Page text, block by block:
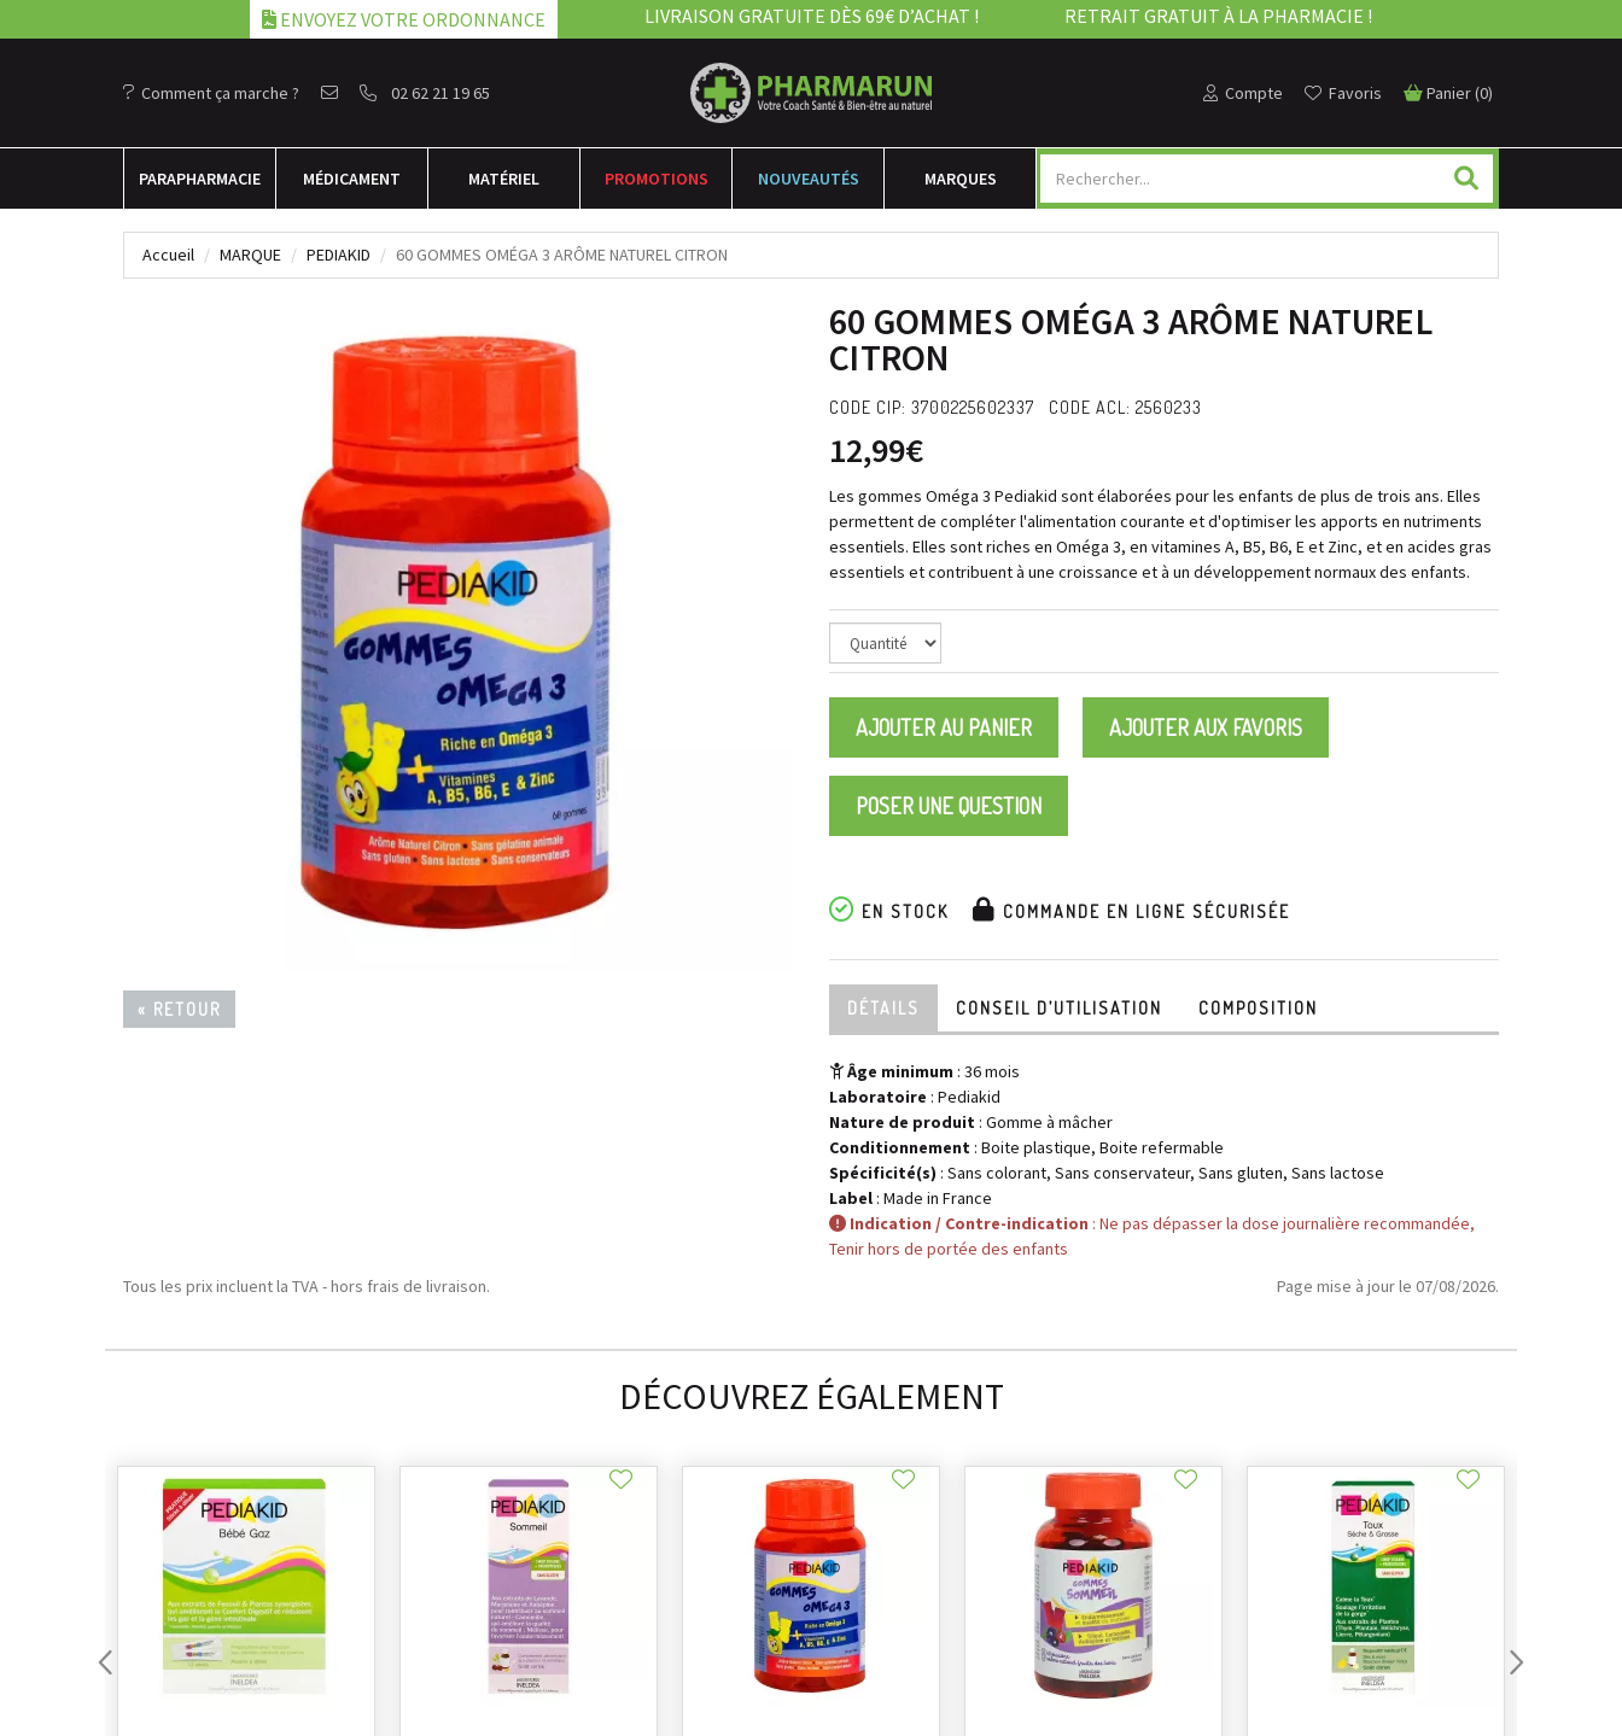
LIVRAISON GRATUITE DÈS 69€ D’ACHAT !
ENVOYEZ VOTRE ORDONNANCE RETRAIT GRATUIT À LA PHARMACIE !
Comment ça marche ? 02 62 21 19 65 Compte Favoris Panier(0)
PARAPHARMACIE MÉDICAMENT MATÉRIEL PROMOTIONS NOUVEAUTÉS MARQUES
Accueil MARQUE PEDIAKID 60 GOMMES OMÉGA 3 ARÔME NATUREL CITRON
« RETOUR
60 GOMMES OMÉGA 3 ARÔME NATUREL
CITRON
CODE CIP: 3700225602337 CODE ACL: 2560233
12,99€
Les gommes Oméga 3 Pediakid sont élaborées pour les enfants de plus de trois ans. Elles
permettent de compléter l'alimentation courante et d'optimiser les apports en nutriments
essentiels. Elles sont riches en Oméga 3, en vitamines A, B5, B6, E et Zinc, et en acides gras
essentiels et contribuent à une croissance et à un développement normaux des enfants.
AJOUTER AU PANIER AJOUTER AUX FAVORIS
POSER UNE QUESTION
EN STOCK COMMANDE EN LIGNE SÉCURISÉE
DÉTAILS CONSEIL D’UTILISATION COMPOSITION
Âge minimum : 36 mois
Laboratoire : Pediakid
Nature de produit : Gomme à mâcher
Conditionnement : Boite plastique, Boite refermable
Spécificité(s) : Sans colorant, Sans conservateur, Sans gluten, Sans lactose
Label : Made in France
Indication / Contre-indication : Ne pas dépasser la dose journalière recommandée,
Tenir hors de portée des enfants
Tous les prix incluent la TVA - hors frais de livraison.
Page mise à jour le 07/08/2026.
DÉCOUVREZ ÉGALEMENT